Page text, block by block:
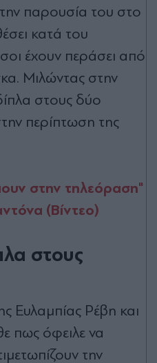
παρουσία του στο
κατά του
έχουν περάσει από
Μιλώντας στην
στους δύο
περίπτωση της
στην τηλεόραση"
(Βίντεο)
στους
Ευλαμπίας Ρέβη και
πως όφειλε να
την